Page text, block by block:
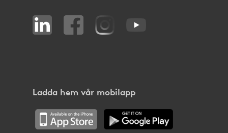
Ladda hem vår mobilapp